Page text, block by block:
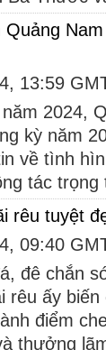
Quảng
13:59
2024,
kỳ năm
về tình
tác trọng
rêu tuyệt
09:40
đê chắn
rêu ấy
điểm
thưởng